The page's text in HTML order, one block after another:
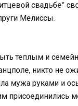
свадьбе”
Мелиссы.
теплым и
никто не
мужа руками и
присоединились